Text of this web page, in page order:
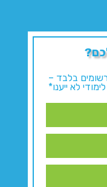
בלבד –
לא ייענו*